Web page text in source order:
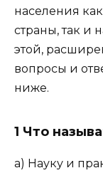
населения
страны, так и
этой,
вопросы и
ниже.
1 Что
а) Науку и